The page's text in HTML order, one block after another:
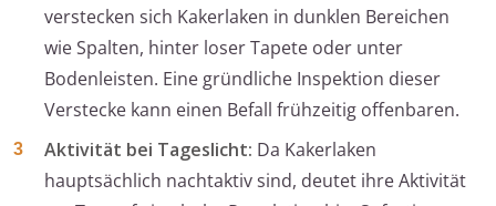
verstecken sich Kakerlaken in dunklen Bereichen
wie Spalten, hinter loser Tapete oder unter
Bodenleisten. Eine gründliche Inspektion dieser
Verstecke kann einen Befall frühzeitig offenbaren.
Aktivität bei Tageslicht: Da Kakerlaken
hauptsächlich nachtaktiv sind, deutet ihre Aktivität